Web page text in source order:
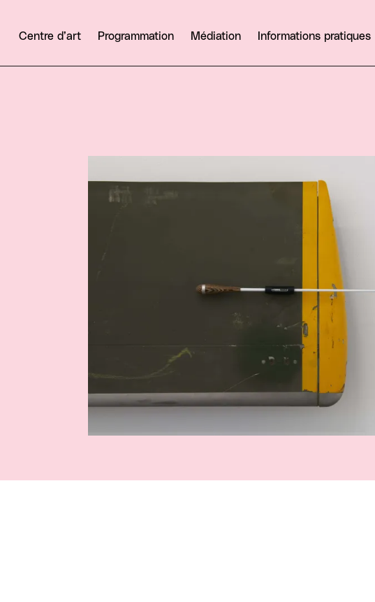
Centre d’art Programmation Médiation Informations pratiques